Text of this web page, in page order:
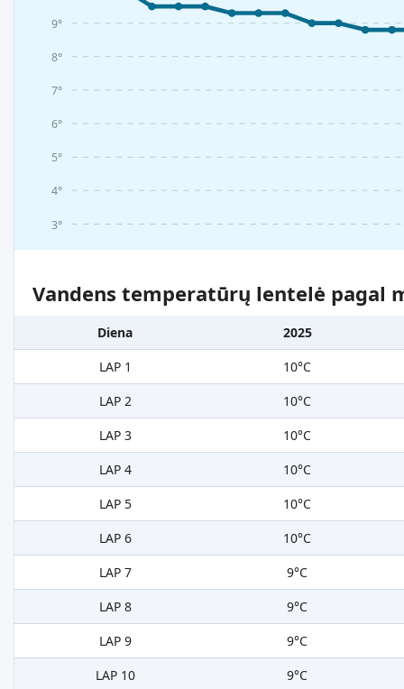
3°
4°
5°
6°
7°
8°
9°
Vandens temperatūrų lentelė pagal
Diena
2025
LAP 1
10°C
LAP 2
10°C
LAP 3
10°C
LAP 4
10°C
LAP 5
10°C
LAP 6
10°C
LAP 7
9°C
LAP 8
9°C
LAP 9
9°C
LAP 10
9°C